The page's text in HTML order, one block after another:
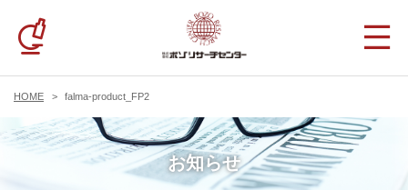
HOME falma-product_FP2
お知らせ